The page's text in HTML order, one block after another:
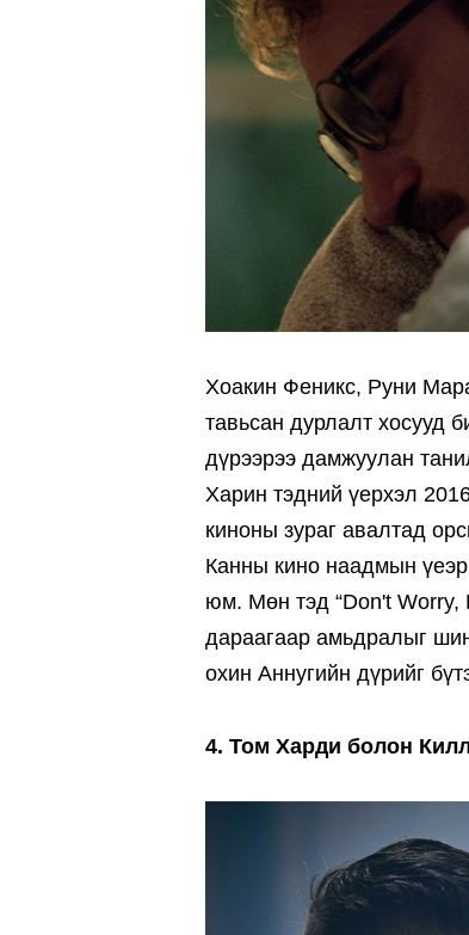
Хоакин Феникс, Руни
тавьсан дурлалт хосууд
дүрээрээ дамжуулан
Харин тэдний үерхэл
киноны зураг авалтад
Канны кино наадмын
юм. Мөн тэд “Don't Worry,
дараагаар амьдралыг
охин Аннугийн дүрийг
4. Том Харди болон